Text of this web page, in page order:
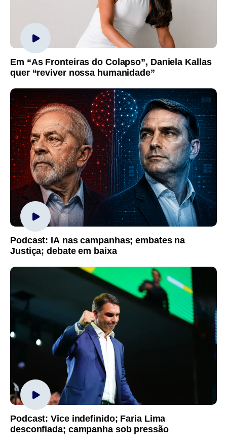
Em “As Fronteiras do Colapso”, Daniela Kallas
quer “reviver nossa humanidade”
Podcast: IA nas campanhas; embates na
Justiça; debate em baixa
Podcast: Vice indefinido; Faria Lima
desconfiada; campanha sob pressão